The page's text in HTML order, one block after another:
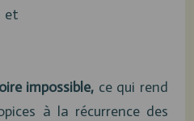
impossible, ce qui rend
à la récurrence des